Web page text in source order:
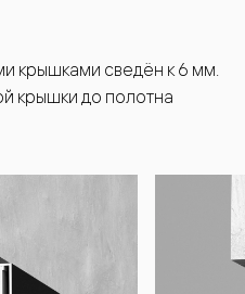
крышками сведён к 6 мм.
крышки до полотна